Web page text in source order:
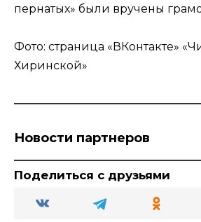
пернатых» были вручены
Фото: страница «ВКонтакте»
Хиринской»
Новости партнеров
Поделиться с друзьями